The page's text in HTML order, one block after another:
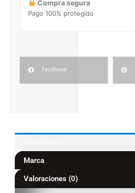
Compra segura
Pago 100% protegido
Facebook
Marca
Valoraciones (0)